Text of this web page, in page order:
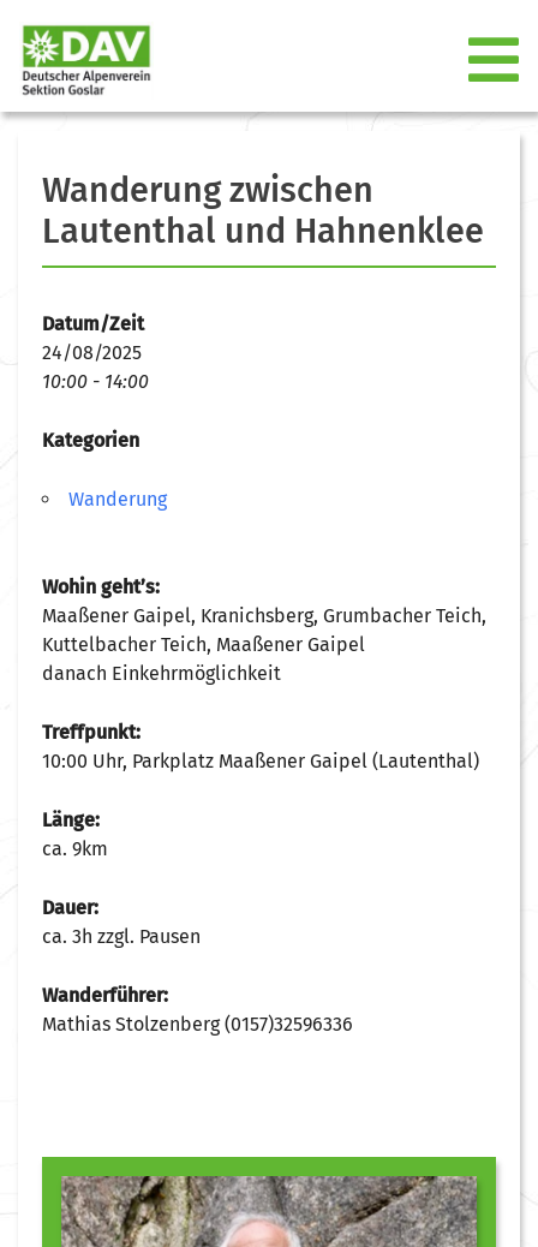
Wanderung zwischen
Lautenthal und Hahnenklee
Datum/Zeit
24/08/2025
10:00 - 14:00
Kategorien
Wanderung
Wohin geht’s:
Maaßener Gaipel, Kranichsberg, Grumbacher Teich,
Kuttelbacher Teich, Maaßener Gaipel
danach Einkehrmöglichkeit
Treffpunkt:
10:00 Uhr, Parkplatz Maaßener Gaipel (Lautenthal)
Länge:
ca. 9km
Dauer:
ca. 3h zzgl. Pausen
Wanderführer:
Mathias Stolzenberg (0157)32596336